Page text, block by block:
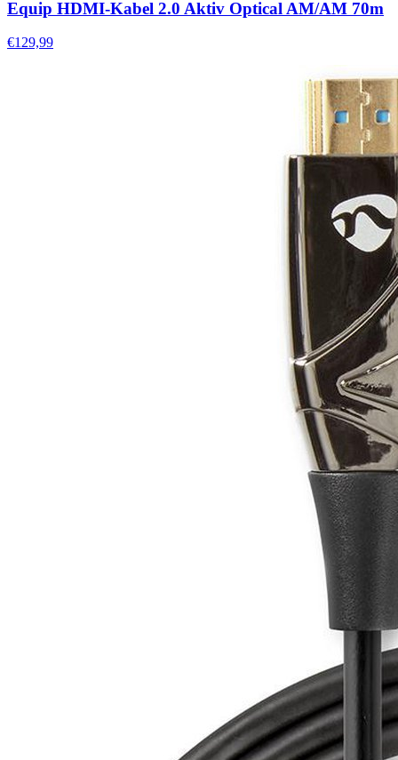
Equip HDMI-Kabel 2.0 Aktiv Optical AM/AM 70m
€129,99